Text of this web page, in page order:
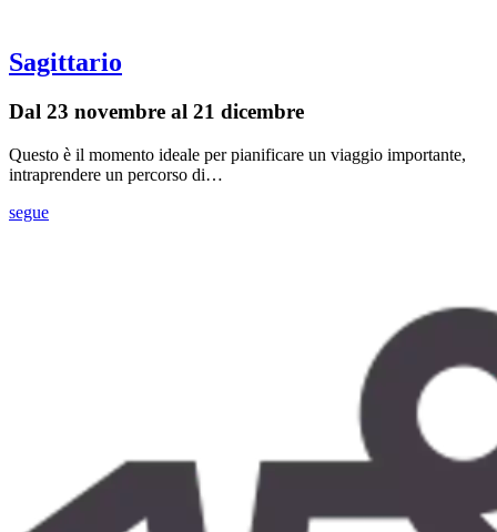
Sagittario
Dal 23 novembre al 21 dicembre
Questo è il momento ideale per pianificare un viaggio importante,
intraprendere un percorso di…
segue